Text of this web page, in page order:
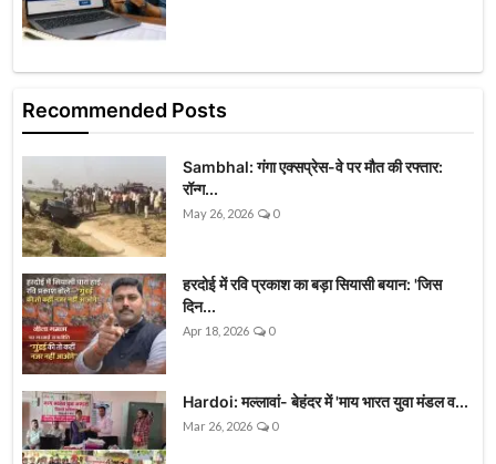
Recommended Posts
Sambhal: गंगा एक्सप्रेस-वे पर मौत की रफ्तार:
रॉन्ग...
May 26, 2026 0
हरदोई में रवि प्रकाश का बड़ा सियासी बयान: 'जिस
दिन...
Apr 18, 2026 0
Hardoi: मल्लावां- बेहंदर में 'माय भारत युवा मंडल व...
Mar 26, 2026 0